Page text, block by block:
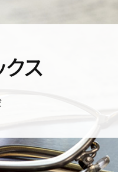
クス